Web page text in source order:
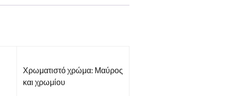
Χρωματιστό χρώμα: Μαύρος
και χρωμίου